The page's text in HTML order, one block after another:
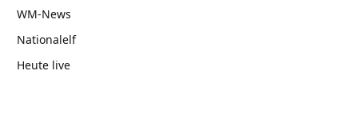
WM-News
Nationalelf
Heute live